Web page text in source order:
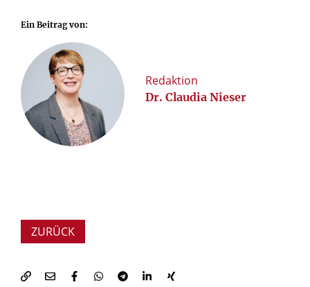
Ein Beitrag von:
Redaktion
Dr. Claudia Nieser
ZURÜCK